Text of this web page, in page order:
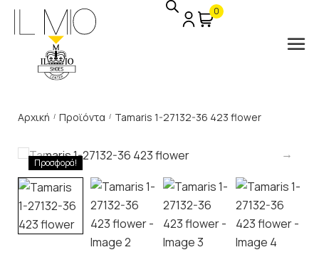
0
Αρχική / Προϊόντα / Tamaris 1-27132-36 423 flower
Προσφορά!